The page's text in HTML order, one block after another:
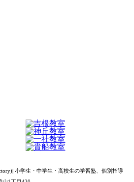
小学生・中学生・高校生の学習塾、個別指導